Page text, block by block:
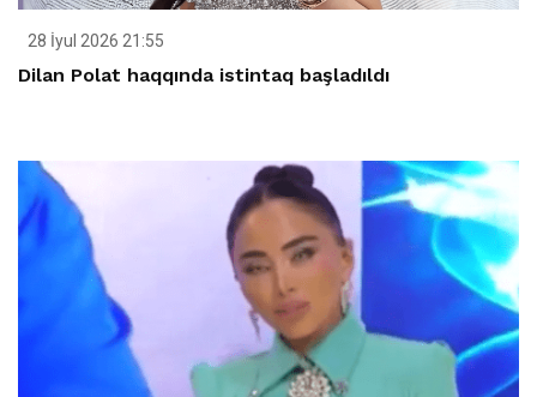
28 İyul 2026 21:55
Dilan Polat haqqında istintaq başladıldı